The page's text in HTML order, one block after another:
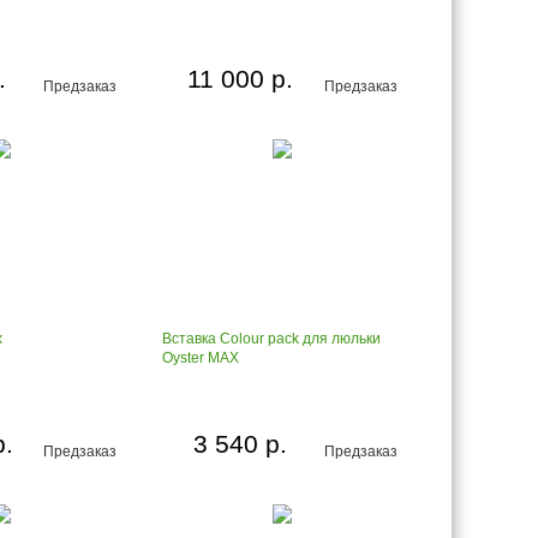
Предзаказ Предзаказ
11 000 р.
Предзаказ
Вставка Colour pack для люльки
Oyster MAX
Предзаказ
3 540 р.